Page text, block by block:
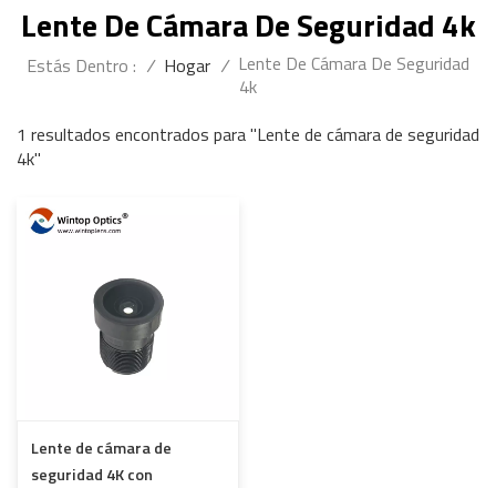
Lente De Cámara De Seguridad 4k
Estás Dentro : / Hogar / Lente De Cámara De Seguridad
4k
1 resultados encontrados para "Lente de cámara de seguridad
4k"
Lente de cámara de
seguridad 4K con